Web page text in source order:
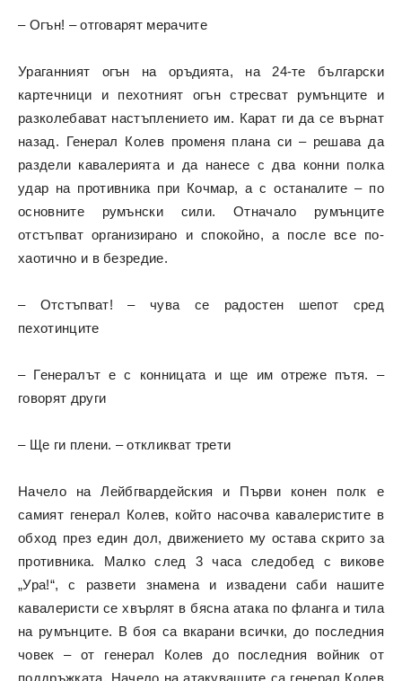
– Огън! – отговарят мерачите
Ураганният огън на оръдията, на 24-те български
картечници и пехотният огън стресват румънците и
разколебават настъплението им. Карат ги да се върнат
назад. Генерал Колев променя плана си – решава да
раздели кавалерията и да нанесе с два конни полка
удар на противника при Кочмар, а с останалите – по
основните румънски сили. Отначало румънците
отстъпват организирано и спокойно, а после все по-
хаотично и в безредие.
– Отстъпват! – чува се радостен шепот сред
пехотинците
– Генералът е с конницата и ще им отреже пътя. –
говорят други
– Ще ги плени. – откликват трети
Начело на Лейбгвардейския и Първи конен полк е
самият генерал Колев, който насочва кавалеристите в
обход през един дол, движението му остава скрито за
противника. Малко след 3 часа следобед с викове
„Ура!“, с развети знамена и извадени саби нашите
кавалеристи се хвърлят в бясна атака по фланга и тила
на румънците. В боя са вкарани всички, до последния
човек – от генерал Колев до последния войник от